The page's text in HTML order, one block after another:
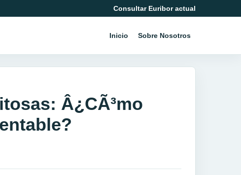
Consultar Euribor actual
Inicio Sobre Nosotros
Â¿CÃ³mo